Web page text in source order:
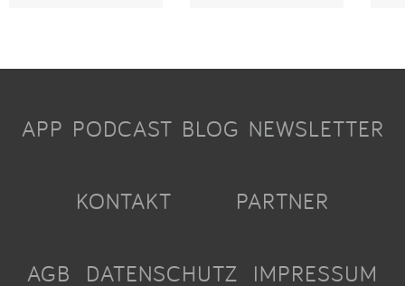
APP PODCAST BLOG NEWSLETTER
KONTAKT PARTNER
AGB DATENSCHUTZ IMPRESSUM